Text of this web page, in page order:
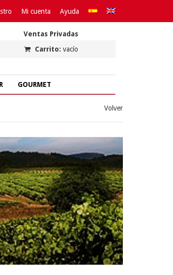
Mi cuenta Ayuda
Ventas Privadas
Carrito: vacío
GOURMET
Volver